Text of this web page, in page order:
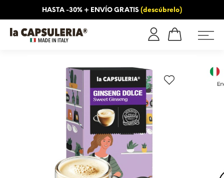
HASTA -30% + ENVÍO GRATIS (descúbrelo)